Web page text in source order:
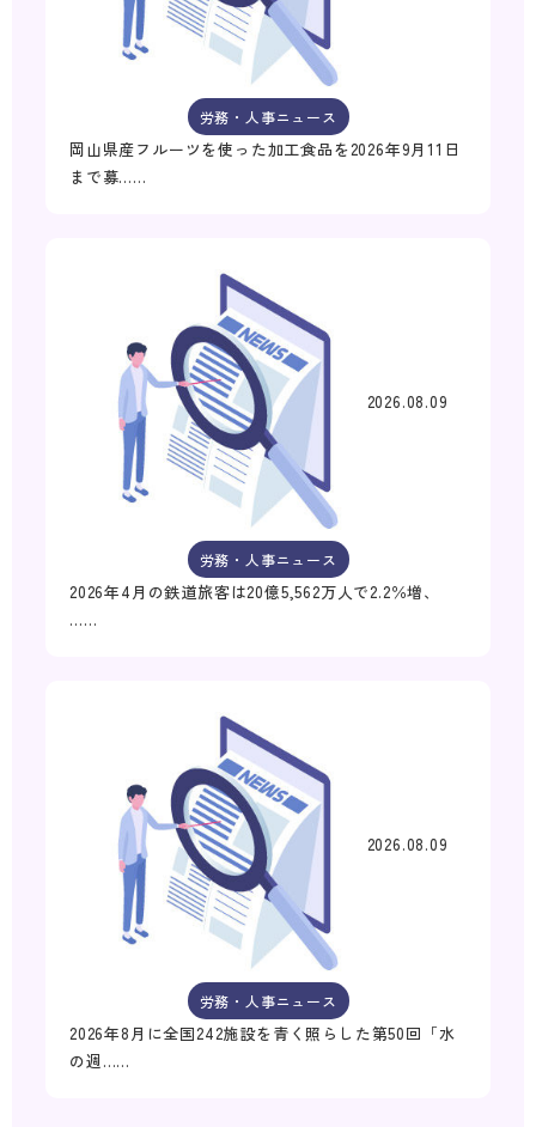
労務・人事ニュース
岡山県産フルーツを使った加工食品を2026年9月11日
まで募……
2026.08.09
労務・人事ニュース
2026年4月の鉄道旅客は20億5,562万人で2.2％増、
……
2026.08.09
労務・人事ニュース
2026年8月に全国242施設を青く照らした第50回「水
の週……